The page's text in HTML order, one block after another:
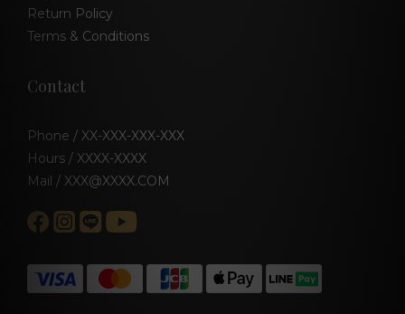
Return Policy
Terms & Conditions
Contact
Phone / XX-XXX-XXX-XXX
Hours / XXXX-XXXX
Mail / XXX@XXXX.COM